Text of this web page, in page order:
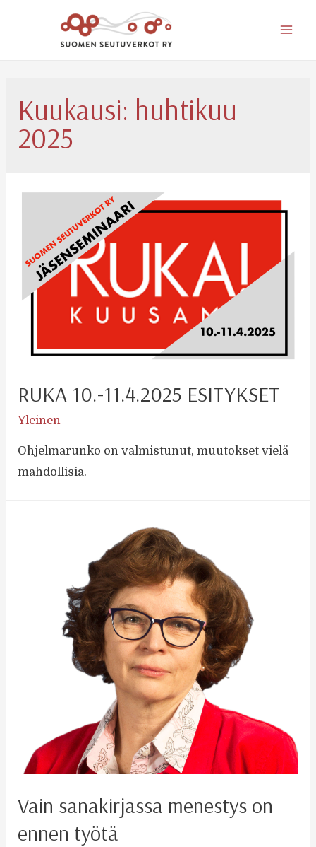
Kuukausi: huhtikuu
2025
RUKA 10.-11.4.2025 ESITYKSET
Yleinen
Ohjelmarunko on valmistunut, muutokset vielä
mahdollisia.
Vain sanakirjassa menestys on
ennen työtä